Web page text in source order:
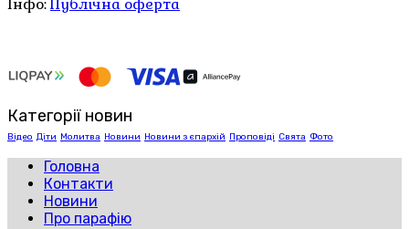
Інфо:Публічна оферта
Категорії новин
Відео Діти Молитва Новини Новини з єпархій Проповіді Свята Фото
Головна
Контакти
Новини
Про парафію